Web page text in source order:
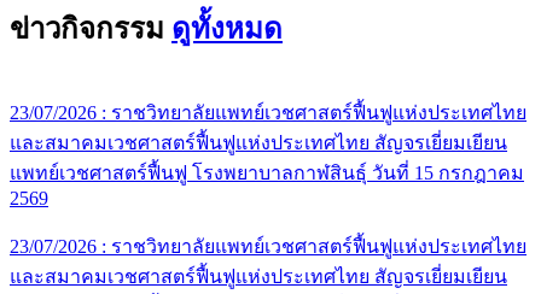
ข่าวกิจกรรม ดูทั้งหมด
23/07/2026 : ราชวิทยาลัยแพทย์เวชศาสตร์ฟื้นฟูแห่งประเทศไทย
และสมาคมเวชศาสตร์ฟื้นฟูแห่งประเทศไทย สัญจรเยี่ยมเยียน
แพทย์เวชศาสตร์ฟื้นฟู โรงพยาบาลกาฬสินธุ์ วันที่ 15 กรกฎาคม
2569
23/07/2026 : ราชวิทยาลัยแพทย์เวชศาสตร์ฟื้นฟูแห่งประเทศไทย
และสมาคมเวชศาสตร์ฟื้นฟูแห่งประเทศไทย สัญจรเยี่ยมเยียน